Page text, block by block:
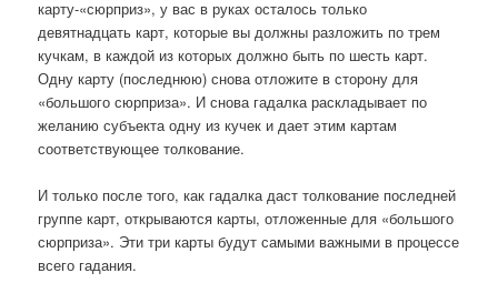
карту-«сюрприз», у вас в руках осталось только
девятнадцать карт, которые вы должны разложить по трем
кучкам, в каждой из которых должно быть по шесть карт.
Одну карту (последнюю) снова отложите в сторону для
«большого сюрприза». И снова гадалка раскладывает по
желанию субъекта одну из кучек и дает этим картам
соответствующее толкование.
И только после того, как гадалка даст толкование последней
группе карт, открываются карты, отложенные для «большого
сюрприза». Эти три карты будут самыми важными в процессе
всего гадания.